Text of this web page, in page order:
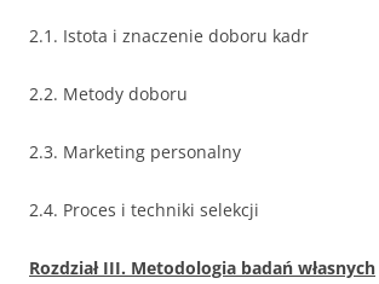
2.1. Istota i znaczenie doboru kadr
2.2. Metody doboru
2.3. Marketing personalny
2.4. Proces i techniki selekcji
Rozdział III. Metodologia badań własnych